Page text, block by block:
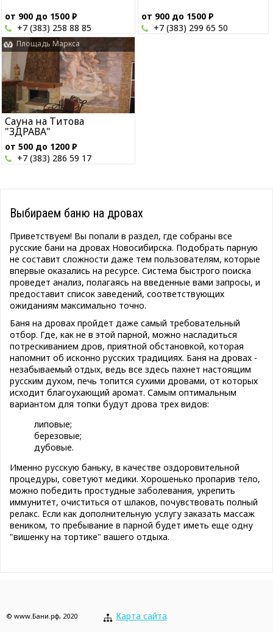
от 900 до 1500 Р
+7 (383) 258 88 85
от 900 до 1500 Р
+7 (383) 299 65 50
Сауна на Титова
"ЗДРАВА"
от 500 до 1200 Р
Площадь Маркса
+7 (383) 286 59 17
Выбираем баню на дровах
Приветствуем! Вы попали в раздел, где собраны все
русские бани на дровах Новосибирска. Подобрать парную
не составит сложности даже тем пользователям, которые
впервые оказались на ресурсе. Система быстрого поиска
проведет анализ, полагаясь на введенные вами запросы, и
предоставит список заведений, соответствующих
ожиданиям максимально точно.
Баня на дровах пройдет даже самый требовательный
отбор. Где, как не в этой парной, можно насладиться
потрескиванием дров, приятной обстановкой, которая
напомнит об исконно русских традициях. Баня на дровах -
незабываемый отдых, ведь все здесь пахнет настоящим
русским духом, печь топится сухими дровами, от которых
исходит благоухающий аромат. Самым оптимальным
вариантом для топки будут дрова трех видов:
липовые;
березовые;
дубовые.
Именно русскую баньку, в качестве оздоровительной
процедуры, советуют медики. Хорошенько пропарив тело,
можно победить простудные заболевания, укрепить
иммунитет, очиститься от шлаков, почувствовать полный
релакс. Если как дополнительную услугу заказать массаж
веником, то пребывание в парной будет иметь еще одну
"вишенку на тортике" вашего отдыха.
© www.Бани.рф, 2020 Карта сайта